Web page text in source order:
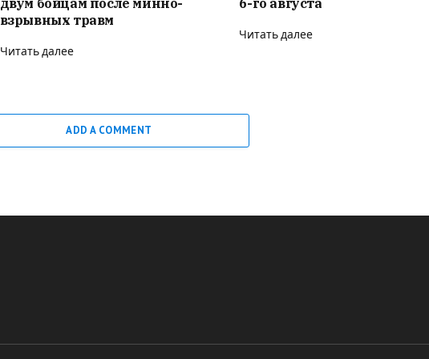
двум бойцам после минно-
взрывных травм
Читать далее
6-го августа
Читать далее
ADD A COMMENT